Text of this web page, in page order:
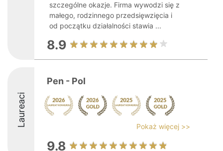
szczególne okazje. Firma wywodzi się z
małego, rodzinnego przedsięwzięcia i
od początku działalności stawia ...
8.9
Laureaci
Pen - Pol
Pokaż więcej >>
9.8